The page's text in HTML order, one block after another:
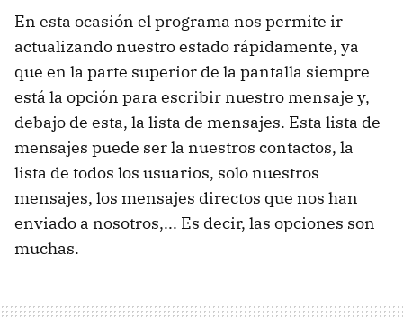
En esta ocasión el programa nos permite ir
actualizando nuestro estado rápidamente, ya
que en la parte superior de la pantalla siempre
está la opción para escribir nuestro mensaje y,
debajo de esta, la lista de mensajes. Esta lista de
mensajes puede ser la nuestros contactos, la
lista de todos los usuarios, solo nuestros
mensajes, los mensajes directos que nos han
enviado a nosotros,... Es decir, las opciones son
muchas.